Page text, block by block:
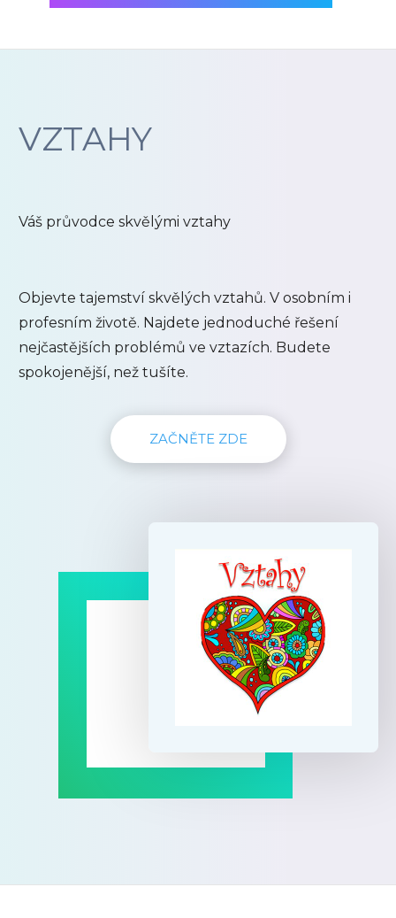
VZTAHY
Váš průvodce skvělými vztahy
Objevte tajemství skvělých vztahů. V osobním i
profesním životě. Najdete jednoduché řešení
nejčastějších problémů ve vztazích. Budete
spokojenější, než tušíte.
ZAČNĚTE ZDE